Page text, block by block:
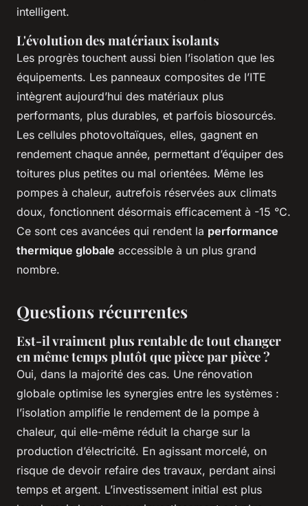
intelligent.
L'évolution des matériaux isolants
Les progrès touchent aussi bien l’isolation que les
équipements. Les panneaux composites de l’ITE
intègrent aujourd’hui des matériaux plus
performants, plus durables, et parfois biosourcés.
Les cellules photovoltaïques, elles, gagnent en
rendement chaque année, permettant d’équiper des
toitures plus petites ou mal orientées. Même les
pompes à chaleur, autrefois réservées aux climats
doux, fonctionnent désormais efficacement à -15 °C.
Ce sont ces avancées qui rendent la performance
thermique globale accessible à un plus grand
nombre.
Questions récurrentes
Est-il vraiment plus rentable de tout changer
en même temps plutôt que pièce par pièce ?
Oui, dans la majorité des cas. Une rénovation
globale optimise les synergies entre les systèmes :
l’isolation amplifie le rendement de la pompe à
chaleur, qui elle-même réduit la charge sur la
production d’électricité. En agissant morcelé, on
risque de devoir refaire des travaux, perdant ainsi
temps et argent. L’investissement initial est plus